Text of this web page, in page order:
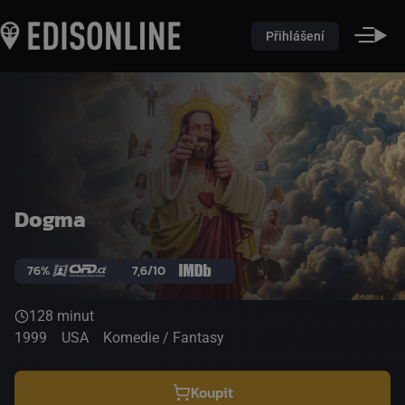
Přihlášení
Dogma
76% 7,6/10
128 minut
1999
USA Komedie / Fantasy
Koupit